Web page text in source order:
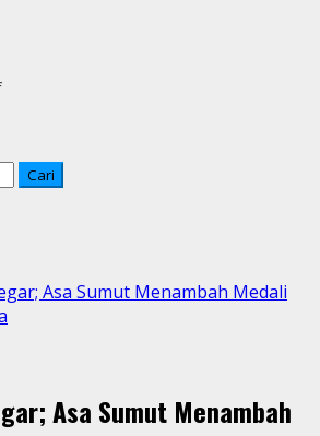
Asa Sumut Menambah Medali
Asa Sumut Menambah